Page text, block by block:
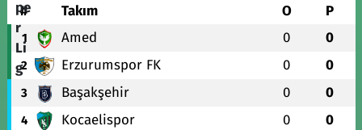
# Takım O P
1 Amed 0 0
2 Erzurumspor FK 0 0
3 Başakşehir 0 0
4 Kocaelispor 0 0